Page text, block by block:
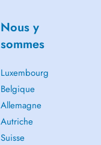
Nous y
sommes
Luxembourg
Belgique
Allemagne
Autriche
Suisse